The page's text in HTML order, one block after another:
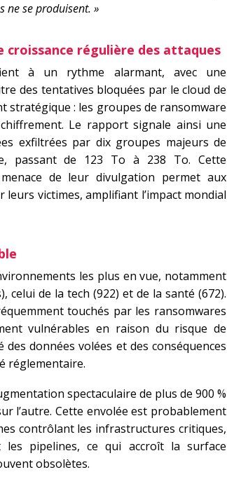
ne se produisent. »
croissance régulière des attaques
à un rythme alarmant, avec une
des tentatives bloquées par le cloud de
stratégique : les groupes de ransomware
Le rapport signale ainsi une
exfiltrées par dix groupes majeurs de
passant de 123 To à 238 To. Cette
de leur divulgation permet aux
victimes, amplifiant l’impact mondial
les plus en vue, notamment
de la tech (922) et de la santé (672).
touchés par les ransomwares
vulnérables en raison du risque de
données volées et des conséquences
réglementaire.
spectaculaire de plus de 900 %
l’autre. Cette envolée est probablement
contrôlant les infrastructures critiques,
pipelines, ce qui accroît la surface
obsolètes.